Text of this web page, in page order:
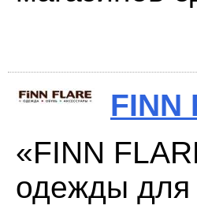
FINN
«FINN
одежды